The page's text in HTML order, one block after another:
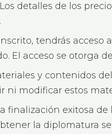
detalles de los
tendrás acceso
El acceso se otorga
y contenidos
ni modificar estos
finalización exitosa
la diplomatura